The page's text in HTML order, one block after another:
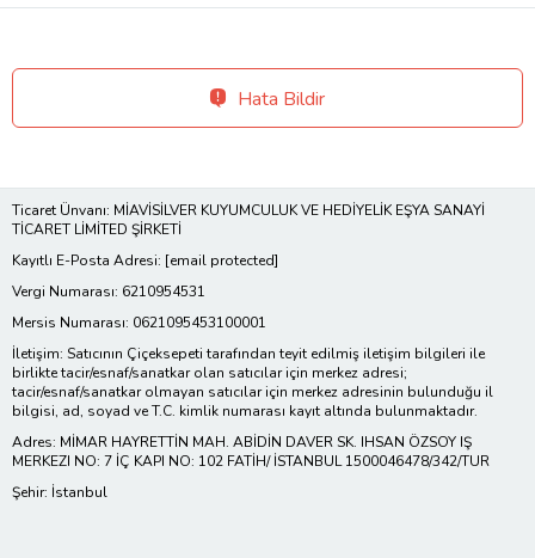
Hata Bildir
Ticaret Ünvanı: MİAVİSİLVER KUYUMCULUK VE HEDİYELİK EŞYA SANAYİ
TİCARET LİMİTED ŞİRKETİ
Kayıtlı E-Posta Adresi: [email protected]
Vergi Numarası: 6210954531
Mersis Numarası: 0621095453100001
İletişim: Satıcının Çiçeksepeti tarafından teyit edilmiş iletişim bilgileri ile
birlikte tacir/esnaf/sanatkar olan satıcılar için merkez adresi;
tacir/esnaf/sanatkar olmayan satıcılar için merkez adresinin bulunduğu il
bilgisi, ad, soyad ve T.C. kimlik numarası kayıt altında bulunmaktadır.
Adres: MİMAR HAYRETTİN MAH. ABİDİN DAVER SK. IHSAN ÖZSOY IŞ
MERKEZI NO: 7 İÇ KAPI NO: 102 FATİH/ İSTANBUL 1500046478/342/TUR
Şehir: İstanbul